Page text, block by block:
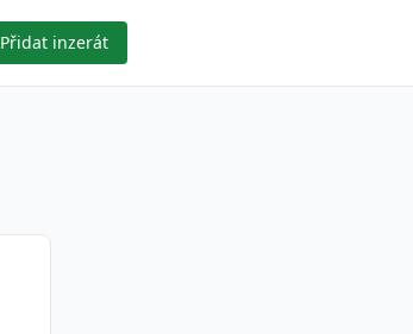
Přidat inzerát